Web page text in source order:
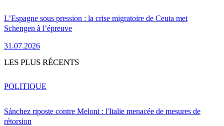
L’Espagne sous pression : la crise migratoire de Ceuta met
Schengen à l’épreuve
31.07.2026
LES PLUS RÉCENTS
Sánchez riposte contre Meloni : l'Italie menacée de mesures de
rétorsion
POLITIQUE